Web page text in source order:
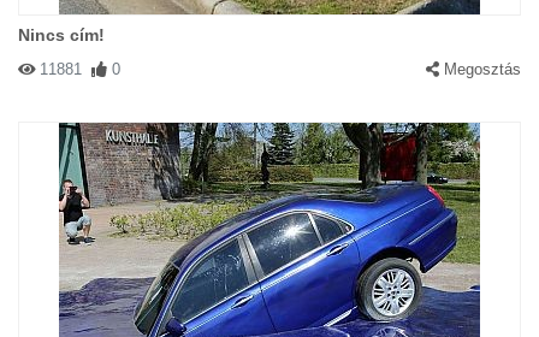
Nincs cím!
11881 0 Megosztás